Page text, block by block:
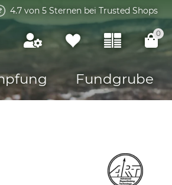
4.7 von 5 Sternen bei Trusted Shops
0
Fundgrube